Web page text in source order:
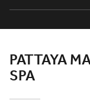
PATTAYA
SPA